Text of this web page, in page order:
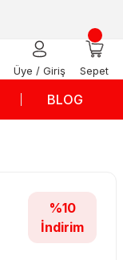
Üye / Giriş Sepet
BLOG
%10
İndirim